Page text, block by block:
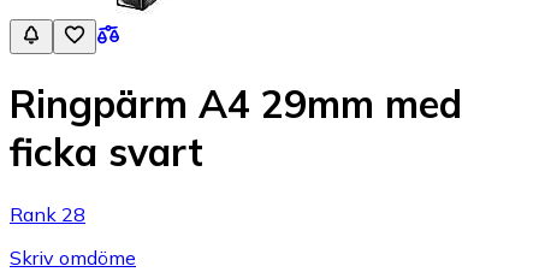
Ringpärm A4 29mm med
ficka svart
Rank 28
Skriv omdöme